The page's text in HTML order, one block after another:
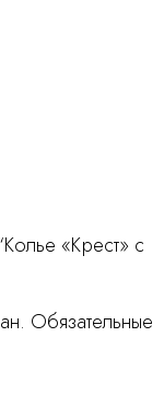
«Крест» с
Обязательные